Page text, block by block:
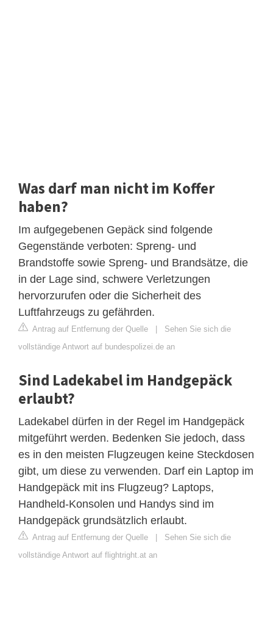
Was darf man nicht im Koffer
haben?
Im aufgegebenen Gepäck sind folgende
Gegenstände verboten: Spreng- und
Brandstoffe sowie Spreng- und Brandsätze, die
in der Lage sind, schwere Verletzungen
hervorzurufen oder die Sicherheit des
Luftfahrzeugs zu gefährden.
Antrag auf Entfernung der Quelle
Sehen Sie sich die
vollständige Antwort auf bundespolizei.de an
Sind Ladekabel im Handgepäck
erlaubt?
Ladekabel dürfen in der Regel im Handgepäck
mitgeführt werden. Bedenken Sie jedoch, dass
es in den meisten Flugzeugen keine Steckdosen
gibt, um diese zu verwenden. Darf ein Laptop im
Handgepäck mit ins Flugzeug? Laptops,
Handheld-Konsolen und Handys sind im
Handgepäck grundsätzlich erlaubt.
Antrag auf Entfernung der Quelle
Sehen Sie sich die
vollständige Antwort auf flightright.at an